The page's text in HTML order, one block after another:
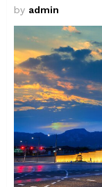
by admin